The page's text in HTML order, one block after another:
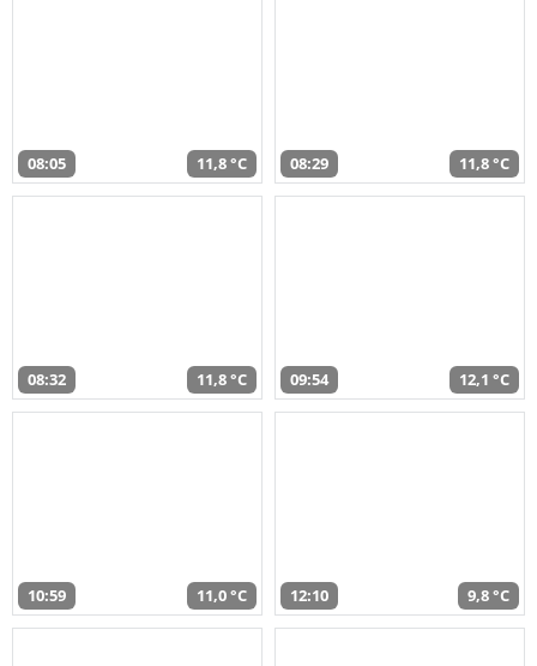
08:05 11,8 °C 08:29 11,8 °C
08:32 11,8 °C 09:54 12,1 °C
10:59 11,0 °C 12:10 9,8 °C